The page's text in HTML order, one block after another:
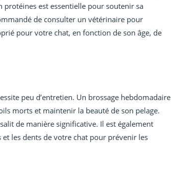
protéines est essentielle pour soutenir sa
de consulter un vétérinaire pour
pour votre chat, en fonction de son âge, de
peu d’entretien. Un brossage hebdomadaire
morts et maintenir la beauté de son pelage.
de manière significative. Il est également
les dents de votre chat pour prévenir les